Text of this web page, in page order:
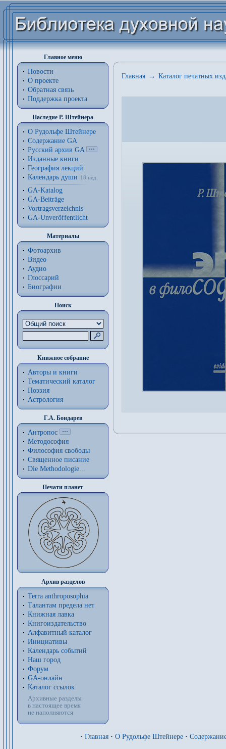
Главное меню
Новости
О проекте
Обратная связь
Поддержка проекта
Наследие Р. Штейнера
О Рудольфе Штейнере
Содержание GA
Русский архив GA
Изданные книги
География лекций
Календарь души
18 нед.
GA-Katalog
GA-Beiträge
Vortragsverzeichnis
GA-Unveröffentlicht
Материалы
Фотоархив
Видео
Аудио
Глоссарий
Биографии
Поиск
Книжное собрание
Авторы и книги
Тематический каталог
Поэзия
Астрология
Г.А. Бондарев
Антропос
Методософия
Философия cвободы
Священное писание
Die Methodologie...
Печати планет
Архив разделов
Terra anthroposophia
Талантам предела нет
Книжная лавка
Книгоиздательство
Алфавитный каталог
Инициативы
Календарь событий
Наш город
Форум
GA-онлайн
Каталог ссылок
Архивные разделы
в настоящее время
не наполняются
Главная → Каталог печатных
· Главная · О Рудольфе Штейнере ·